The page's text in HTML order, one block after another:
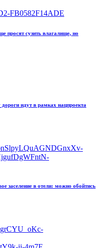
просят сузить влагалище, но
идут в рамках нацпроекта
заселение в отели: можно обойтись